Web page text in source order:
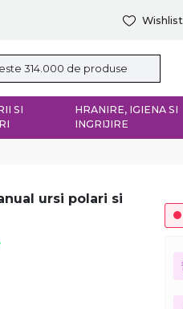
Wishlist
SI
HRANIRE, IGIENA SI
INGRIJIRE
ursi polari si